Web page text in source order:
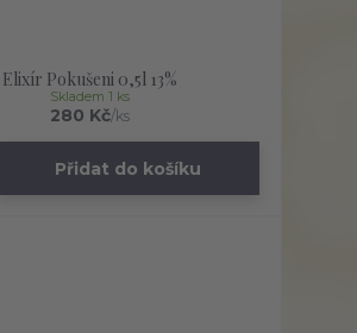
Elixír Pokušeni 0,5l 13%
280 Kč/ks
Skladem 1 ks
Přidat do košíku